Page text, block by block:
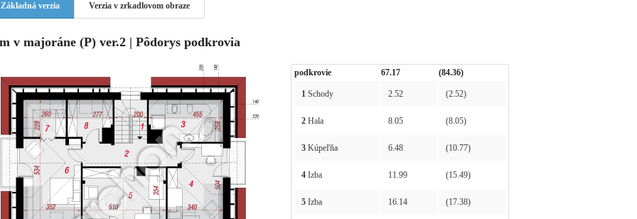
Základná verzia Verzia v zrkadlovom obraze
v majoráne (P) ver.2 | Pôdorys podkrovia
podkrovie 67.17 (84.36)
1Schody 2.52 (2.52)
2Hala 8.05 (8.05)
3Kúpeľňa 6.48 (10.77)
4Izba 11.99 (15.49)
5Izba 16.14 (17.38)